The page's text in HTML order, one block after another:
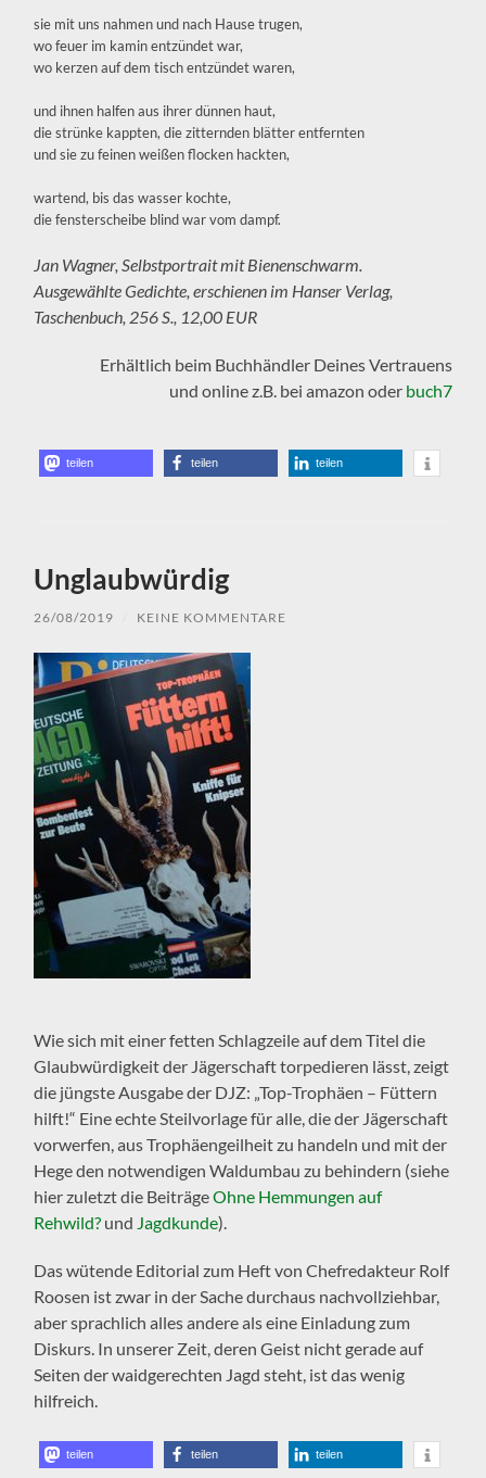
sie mit uns nahmen und nach Hause trugen,
wo feuer im kamin entzündet war,
wo kerzen auf dem tisch entzündet waren,
und ihnen halfen aus ihrer dünnen haut,
die strünke kappten, die zitternden blätter entfernten
und sie zu feinen weißen flocken hackten,
wartend, bis das wasser kochte,
die fensterscheibe blind war vom dampf.
Jan Wagner, Selbstportrait mit Bienenschwarm.
Ausgewählte Gedichte, erschienen im Hanser Verlag,
Taschenbuch, 256 S., 12,00 EUR
Erhältlich beim Buchhändler Deines Vertrauens
und online z.B. bei amazon oder buch7
teilen teilen teilen
Unglaubwürdig
26/08/2019 KEINE KOMMENTARE
Wie sich mit einer fetten Schlagzeile auf dem Titel die
Glaubwürdigkeit der Jägerschaft torpedieren lässt, zeigt
die jüngste Ausgabe der DJZ: „Top-Trophäen – Füttern
hilft!“ Eine echte Steilvorlage für alle, die der Jägerschaft
vorwerfen, aus Trophäengeilheit zu handeln und mit der
Hege den notwendigen Waldumbau zu behindern (siehe
hier zuletzt die BeiträgeOhne Hemmungen auf
Rehwild? und Jagdkunde).
Das wütende Editorial zum Heft von Chefredakteur Rolf
Roosen ist zwar in der Sache durchaus nachvollziehbar,
aber sprachlich alles andere als eine Einladung zum
Diskurs. In unserer Zeit, deren Geist nicht gerade auf
Seiten der waidgerechten Jagd steht, ist das wenig
hilfreich.
teilen teilen teilen